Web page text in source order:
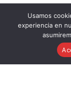
Aviso Legal
Política de
Política de
Usamos
experiencia en